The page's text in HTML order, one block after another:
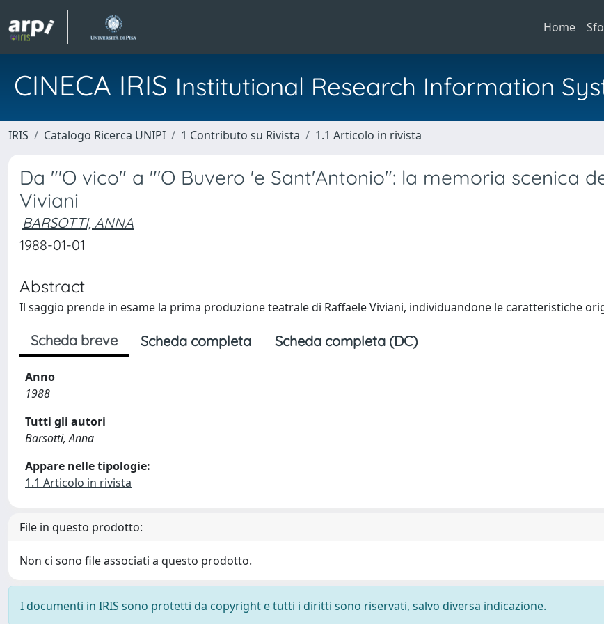
Home
CINECA IRIS Institutional Research Information
IRIS Catalogo Ricerca UNIPI 1 Contributo su Rivista 1.1 Articolo in rivista
Da "'O vico" a "'O Buvero 'e Sant'Antonio": la memoria scenica
Viviani
BARSOTTI, ANNA
1988-01-01
Abstract
Il saggio prende in esame la prima produzione teatrale di Raffaele Viviani, individuandone le caratteristiche
Scheda breve Scheda completa Scheda completa (DC)
Anno
1988
Tutti gli autori
Barsotti, Anna
Appare nelle tipologie:
1.1 Articolo in rivista
File in questo prodotto:
Non ci sono file associati a questo prodotto.
I documenti in IRIS sono protetti da copyright e tutti i diritti sono riservati, salvo diversa indicazione.